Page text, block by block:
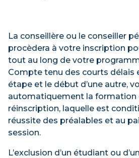
La conseillère ou le conseiller
procèdera à votre inscription
tout au long de votre
Compte tenu des courts délais
étape et le début d’une autre,
automatiquement la formation
réinscription, laquelle est
réussite des préalables et au
session.
L’exclusion d’un étudiant ou